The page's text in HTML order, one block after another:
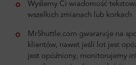
Wyślemy Ci wiadomość
wszelkich zmianach lub korkach
MrShuttle.com gwarancje na
klientów, nawet jeśli lot jest
jest opóźniony, monitorujemy